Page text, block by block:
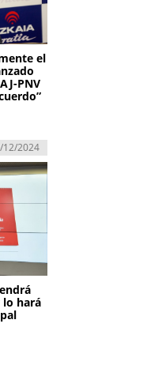
el
PNV
12/2024
lo hará